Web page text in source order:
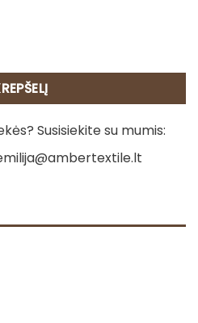
takelis - Gėlės 2
Susisiekite su mumis: